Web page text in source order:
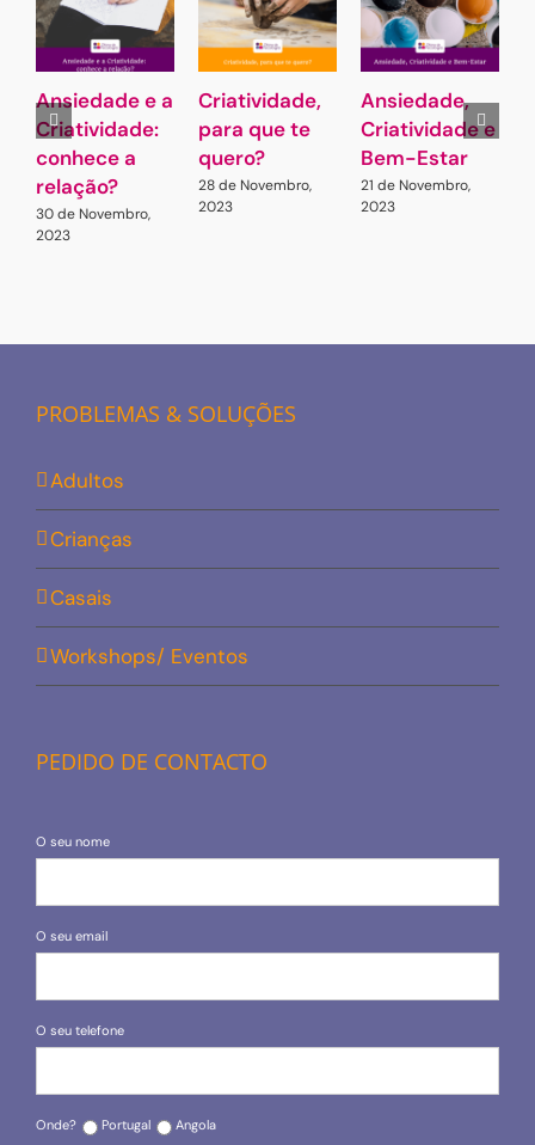
Ansiedade e a
Criatividade:
conhece a
relação?
30 de Novembro,
2023
Criatividade,
para que te
quero?
28 de Novembro,
2023
Ansiedade,
Criatividade e
Bem-Estar
21 de Novembro,
2023
PROBLEMAS & SOLUÇÕES
Adultos
Crianças
Casais
Workshops/ Eventos
PEDIDO DE CONTACTO
O seu nome
O seu email
O seu telefone
Onde? Portugal Angola